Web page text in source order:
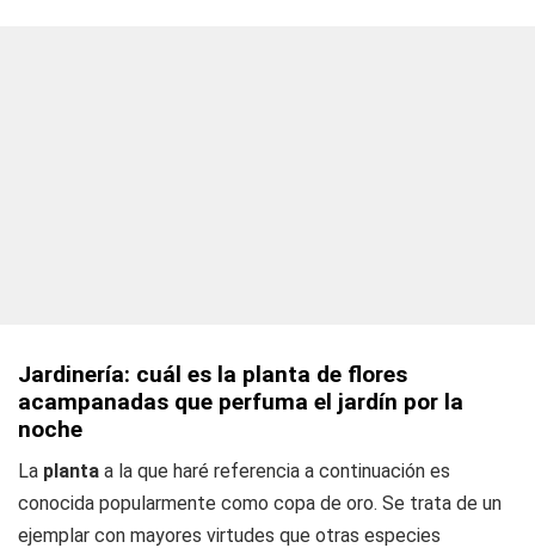
Jardinería: cuál es la planta de flores
acampanadas que perfuma el jardín por la
noche
La planta a la que haré referencia a continuación es
conocida popularmente como copa de oro. Se trata de un
ejemplar con mayores virtudes que otras especies